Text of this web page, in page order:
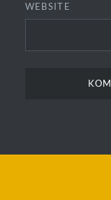
WEBSITE